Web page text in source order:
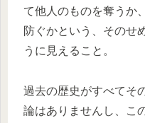
て他人のものを奪うか
防ぐかという、そのせ
うに見えること。
過去の歴史がすべてそ
論はありませんし、こ